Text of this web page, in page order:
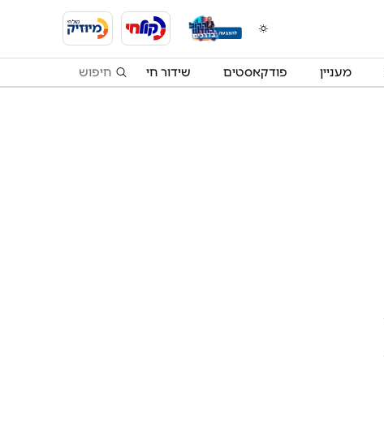
מעניין פודקאסטים שידור חי